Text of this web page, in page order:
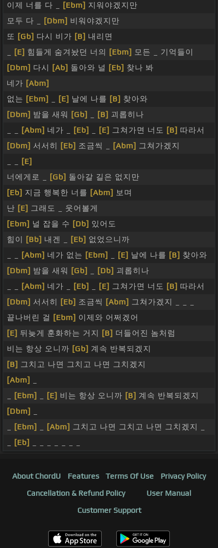
이제 너를 다 _
[Ebm] 지워야겠지만
모두 다 _
[Dbm] 비워야겠지만
또 [Gb] 다시 비가 [B] 내리면
[E] 힘들게 숨겨놨던 너의 [Ebm] 모든 _ 기억들이
[Dbm] 다시 [Ab] 돌아와 널 [Eb] 찾나 봐
네가 [Abm]
없는 [Ebm] [E] 날에 나를 [B] 찾아와
[Dbm] 밤을 새워 [Gb] [B] 괴롭히나
[Abm] 네가 _ [Eb] [E] 그쳐가면 너도 [B] 따라서
[Dbm] 서서히 [Eb] 조금씩 _ [Abm] 그쳐가겠지
[E]
너에게로 _
[Gb] 돌아갈 길은 없지만
[Eb] 지금 행복한 너를 [Abm] 보며
난 [E] 그래도 _ 웃어볼게
[Ebm] 널 잡을 수 [Db] 있어도
힘이
[Bb] 내겐 _ [Eb] 없었으니까
[Abm] 네가 없는 [Ebm] [E] 날에 나를 [B] 찾아와
[Dbm] 밤을 새워 [Gb] [Db] 괴롭히나
[Abm] 네가 _ [Eb] [E] 그쳐가면 너도 [B] 따라서
[Dbm] 서서히 [Eb] 조금씩 [Abm] 그쳐가겠지 _ _ _
끝나버린 걸 [Ebm] 이제와 어쩌겠어
[E] 뒤늦게 훈화하는 거지 [B] 더들어진 놈처럼
비는 항상 오니까 [Gb] 계속 반복되겠지
[B] 그치고 나면 그치고 나면 그치겠지
[Abm]
[Ebm] [E] 비는 항상 오니까 [B] 계속 반복되겠지
[Dbm]
[Ebm] [Abm] 그치고 나면 그치고 나면 그치겠지 _
[Eb]
About ChordU Features Terms Of Use
Privacy Policy
Cancellation & Refund Policy
User Manual
Customer Support